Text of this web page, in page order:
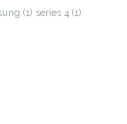
(1) series 4 (1)